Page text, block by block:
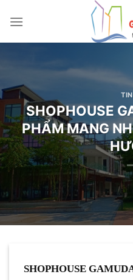
qua
SHOPHOUSE
PHẨM MANG
SHOPHOUSE